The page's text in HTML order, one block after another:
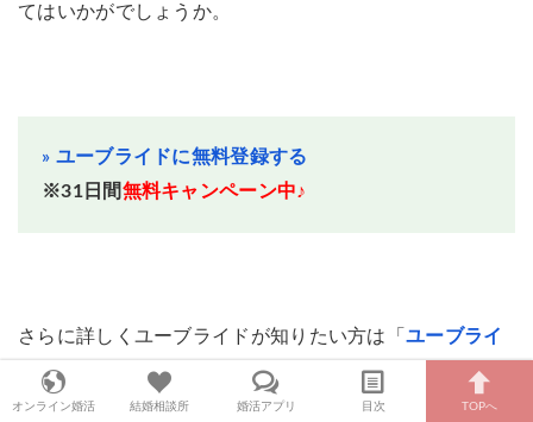
てはいかがでしょうか。
» ユーブライドに無料登録する
※31日間無料キャンペーン中♪
さらに詳しくユーブライドが知りたい方は「 ユーブライ
ドについて解説」を参考にしてください。
オンライン婚活 結婚相談所 婚活アプリ 目次 TOPへ